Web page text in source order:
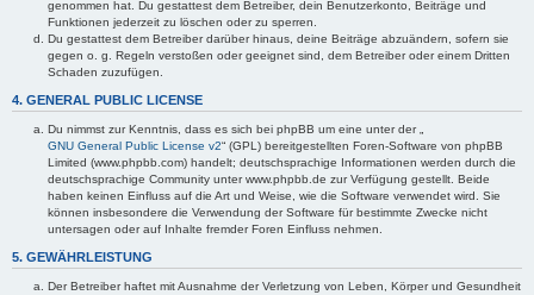
genommen hat. Du gestattest dem Betreiber, dein Benutzerkonto, Beiträge und
Funktionen jederzeit zu löschen oder zu sperren.
Du gestattest dem Betreiber darüber hinaus, deine Beiträge abzuändern, sofern sie
gegen o. g. Regeln verstoßen oder geeignet sind, dem Betreiber oder einem Dritten
Schaden zuzufügen.
4. GENERAL PUBLIC LICENSE
Du nimmst zur Kenntnis, dass es sich bei phpBB um eine unter der „
GNU General Public License v2“ (GPL) bereitgestellten Foren-Software von phpBB
Limited (www.phpbb.com) handelt; deutschsprachige Informationen werden durch die
deutschsprachige Community unter www.phpbb.de zur Verfügung gestellt. Beide
haben keinen Einfluss auf die Art und Weise, wie die Software verwendet wird. Sie
können insbesondere die Verwendung der Software für bestimmte Zwecke nicht
untersagen oder auf Inhalte fremder Foren Einfluss nehmen.
5. GEWÄHRLEISTUNG
Der Betreiber haftet mit Ausnahme der Verletzung von Leben, Körper und Gesundheit